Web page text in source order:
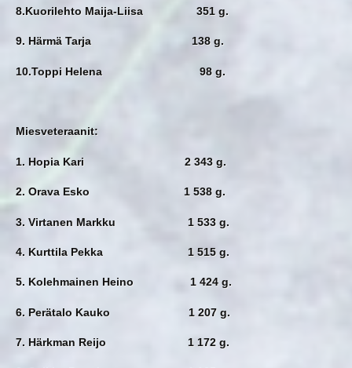
8.Kuorilehto Maija-Liisa 351 g.
9. Härmä Tarja 138 g.
10.Toppi Helena 98 g.
Miesveteraanit:
1. Hopia Kari 2 343 g.
2. Orava Esko 1 538 g.
3. Virtanen Markku 1 533 g.
4. Kurttila Pekka 1 515 g.
5. Kolehmainen Heino 1 424 g.
6. Perätalo Kauko 1 207 g.
7. Härkman Reijo 1 172 g.